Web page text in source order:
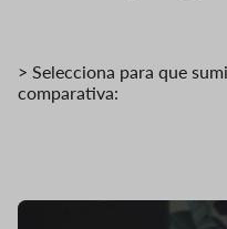
> Selecciona para que
comparativa: